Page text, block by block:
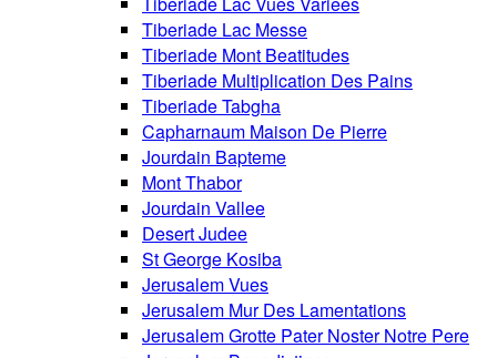
Tiberiade Lac Messe
Tiberiade Mont Beatitudes
Tiberiade Multiplication Des Pains
Tiberiade Tabgha
Capharnaum Maison De Pierre
Jourdain Bapteme
Mont Thabor
Jourdain Vallee
Desert Judee
St George Kosiba
Jerusalem Vues
Jerusalem Mur Des Lamentations
Jerusalem Grotte Pater Noster Notre Pere